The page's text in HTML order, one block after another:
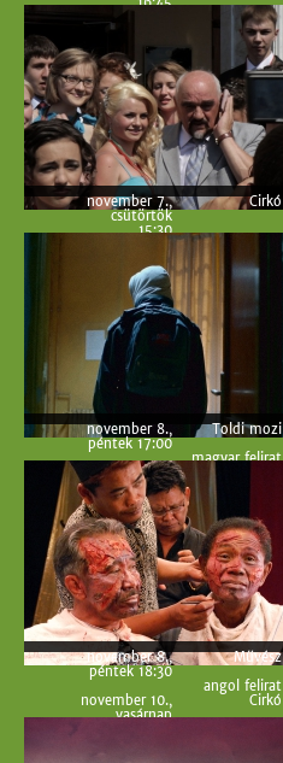
angol felirat és magyar
szinkrontolmácsolás
november 7.,
csütörtök
20:45
Toldi mozi
angol felirat és magyar
szinkrontolmácsolás
november 9.,
szombat
15:45
Cirkó
angol felirat
november 7.,
csütörtök
15:30
Cirkó
november 9.,
szombat
16:45
Művész
angol felirat és magyar
szinkrontolmácsolás
november 8.,
péntek 17:00
Toldi mozi
magyar felirat
november 9.,
szombat
16:30
magyar felirat
november 8.,
péntek 18:30
Művész
angol felirat
november 10.,
vasárnap
Cirkó